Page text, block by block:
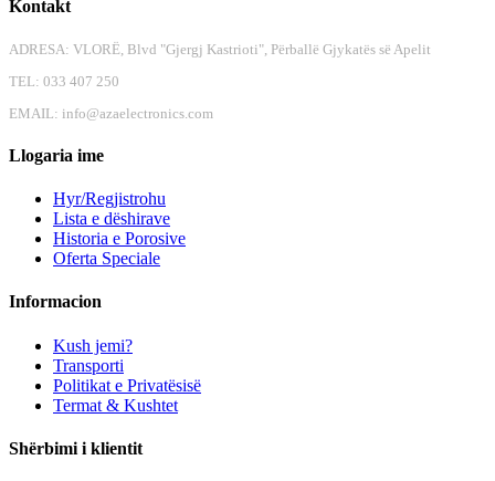
Kontakt
ADRESA: VLORË, Blvd "Gjergj Kastrioti", Përballë Gjykatës së Apelit
TEL: 033 407 250
EMAIL: info@azaelectronics.com
Llogaria ime
Hyr/Regjistrohu
Lista e dëshirave
Historia e Porosive
Oferta Speciale
Informacion
Kush jemi?
Transporti
Politikat e Privatësisë
Termat & Kushtet
Shërbimi i klientit